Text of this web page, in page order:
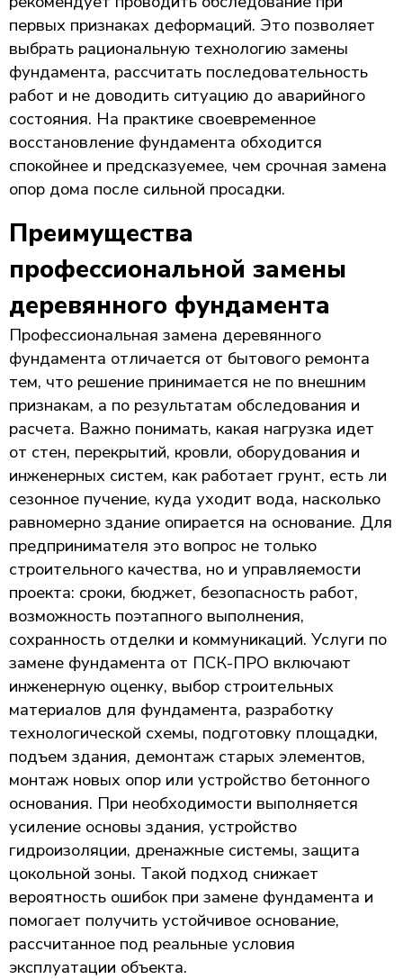
первых признаках деформаций. Это позволяет
выбрать рациональную технологию замены
фундамента, рассчитать последовательность
работ и не доводить ситуацию до аварийного
состояния. На практике своевременное
восстановление фундамента обходится
спокойнее и предсказуемее, чем срочная замена
опор дома после сильной просадки.
Преимущества
профессиональной замены
деревянного фундамента
Профессиональная замена деревянного
фундамента отличается от бытового ремонта
тем, что решение принимается не по внешним
признакам, а по результатам обследования и
расчета. Важно понимать, какая нагрузка идет
от стен, перекрытий, кровли, оборудования и
инженерных систем, как работает грунт, есть ли
сезонное пучение, куда уходит вода, насколько
равномерно здание опирается на основание. Для
предпринимателя это вопрос не только
строительного качества, но и управляемости
проекта: сроки, бюджет, безопасность работ,
возможность поэтапного выполнения,
сохранность отделки и коммуникаций. Услуги по
замене фундамента от ПСК-ПРО включают
инженерную оценку, выбор строительных
материалов для фундамента, разработку
технологической схемы, подготовку площадки,
подъем здания, демонтаж старых элементов,
монтаж новых опор или устройство бетонного
основания. При необходимости выполняется
усиление основы здания, устройство
гидроизоляции, дренажные системы, защита
цокольной зоны. Такой подход снижает
вероятность ошибок при замене фундамента и
помогает получить устойчивое основание,
рассчитанное под реальные условия
эксплуатации объекта.